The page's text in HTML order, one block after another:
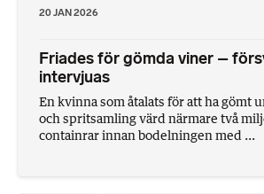
20 JAN 2026
Friades för gömda viner –
intervjuas
En kvinna som åtalats för att ha gömt
och spritsamling värd närmare två
containrar innan bodelningen med ...